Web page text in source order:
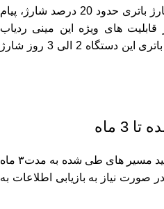
طراحی شده است که با اتمام شارژ باتری حدود 20 درصد شارژ، پیام
های ویژه این مینی ردیاب
محسوب میشود. قابل ذکر است باتری این دستگاه 2 الی 3 روز شارژ
ماه
کوچک میتوانید مسیر های طی شده به مدت۳ ماه
صورت نیاز به بازیابی اطلاعات به